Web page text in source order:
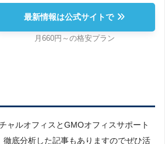
最新情報は公式サイトで
月660円～の格安プラン
ャルオフィスとGMOオフィスサポート
底分析した記事もありますのでぜひ活